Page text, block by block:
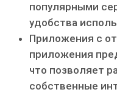
популярными
удобства
Приложения с
приложения
что позволяет
собственные